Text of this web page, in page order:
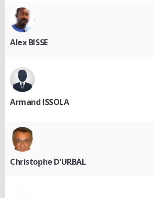
Alex BISSE
Armand ISSOLA
Christophe D'URBAL